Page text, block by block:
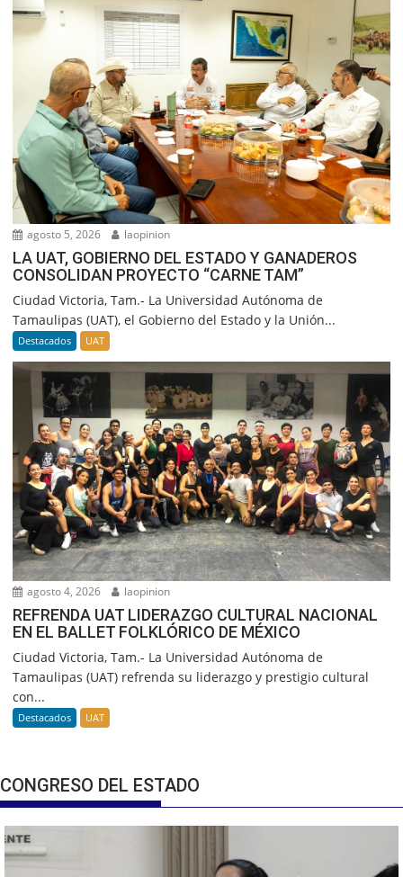
agosto 5, 2026 laopinion
LA UAT, GOBIERNO DEL ESTADO Y GANADEROS
CONSOLIDAN PROYECTO “CARNE TAM”
Ciudad Victoria, Tam.- La Universidad Autónoma de
Tamaulipas (UAT), el Gobierno del Estado y la Unión...
Destacados UAT
agosto 4, 2026 laopinion
REFRENDA UAT LIDERAZGO CULTURAL NACIONAL
EN EL BALLET FOLKLÓRICO DE MÉXICO
Ciudad Victoria, Tam.- La Universidad Autónoma de
Tamaulipas (UAT) refrenda su liderazgo y prestigio cultural
con...
Destacados UAT
CONGRESO DEL ESTADO